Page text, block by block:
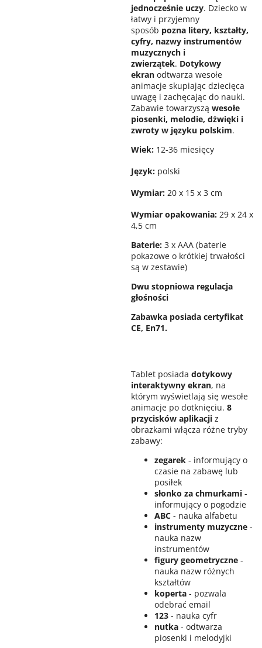
jednocześnie uczy. Dziecko w
łatwy i przyjemny
sposób pozna litery, kształty,
cyfry, nazwy instrumentów
muzycznych i
zwierzątek. Dotykowy
ekran odtwarza wesołe
animacje skupiając dziecięca
uwagę i zachęcając do nauki.
Zabawie towarzyszą wesołe
piosenki, melodie, dźwięki i
zwroty w języku polskim.
Wiek: 12-36 miesięcy
Język: polski
Wymiar: 20 x 15 x 3 cm
Wymiar opakowania: 29 x 24 x
4,5 cm
Baterie: 3 x AAA (baterie
pokazowe o krótkiej trwałości
są w zestawie)
Dwu stopniowa regulacja
głośności
Zabawka posiada certyfikat
CE, En71.
Tablet posiada dotykowy
interaktywny ekran, na
którym wyświetlają się wesołe
animacje po dotknięciu. 8
przycisków aplikacji z
obrazkami włącza różne tryby
zabawy:
zegarek - informujący o
czasie na zabawę lub
posiłek
słonko za chmurkami -
informujący o pogodzie
ABC - nauka alfabetu
instrumenty muzyczne -
nauka nazw
instrumentów
figury geometryczne -
nauka nazw różnych
kształtów
koperta - pozwala
odebrać email
123 - nauka cyfr
nutka - odtwarza
piosenki i melodyjki